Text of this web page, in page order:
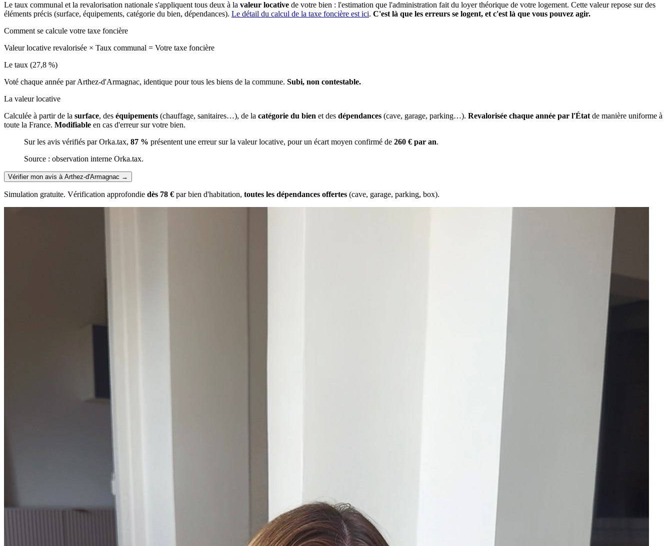
Le taux communal et la revalorisation nationale s'appliquent tous deux à la valeur locative de votre bien : l'estimation que l'administration fait du loyer théorique de votre logement. Cette valeur repose sur des
éléments précis (surface, équipements, catégorie du bien, dépendances). Le détail du calcul de la taxe foncière est ici. C'est là que les erreurs se logent, et c'est là que vous pouvez agir.
Comment se calcule votre taxe foncière
Valeur locative revalorisée × Taux communal = Votre taxe foncière
Le taux (27,8 %)
Voté chaque année par Arthez-d'Armagnac, identique pour tous les biens de la commune. Subi, non contestable.
La valeur locative
Calculée à partir de la surface, des équipements (chauffage, sanitaires…), de la catégorie du bien et des dépendances (cave, garage, parking…). Revalorisée chaque année par l'État de manière uniforme à
toute la France. Modifiable en cas d'erreur sur votre bien.
Sur les avis vérifiés par Orka.tax, 87 % présentent une erreur sur la valeur locative, pour un écart moyen confirmé de 260 € par an.
Source : observation interne Orka.tax.
Vérifier mon avis à Arthez-d'Armagnac →
Simulation gratuite. Vérification approfondie dès 78 € par bien d'habitation, toutes les dépendances offertes (cave, garage, parking, box).